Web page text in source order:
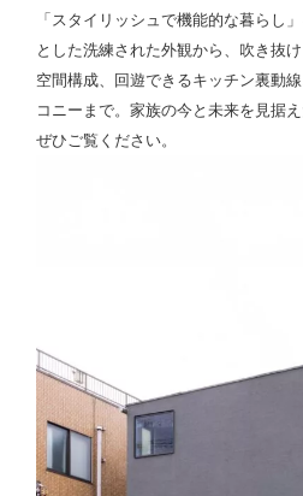
「スタイリッシュで機能的な暮らし
とした洗練された外観から、吹き抜
空間構成、回遊できるキッチン裏動
コニーまで。家族の今と未来を見据
ぜひご覧ください。